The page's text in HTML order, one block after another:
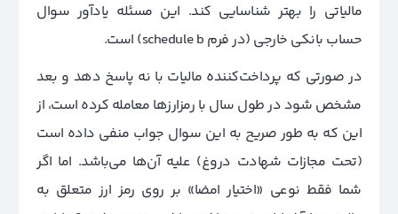
مالیاتی را بهتر شناسایی کند. این مسئله یادآور سوال
حساب بانکی خارجی (در فرم schedule b) است.
در صورتی که پرداخت‌کننده مالیات با نه پاسخ دهد و بعد
مشخص شود در طول سال با رمزارزها معامله کرده است، از
این که به طور صریح به این سوال جواب منفی داده‌ است
(تحت مجازات شهادت دروغ) علیه آن‌ها می‌باشد. اما اگر
شما فقط نوعی «اختیار امضا» بر روی رمز ارز متعلق به